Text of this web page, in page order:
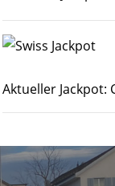
Aktueller Jackpot: